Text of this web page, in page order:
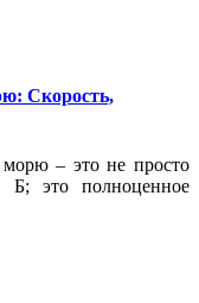
Скорость,
– это не просто
это полноценное